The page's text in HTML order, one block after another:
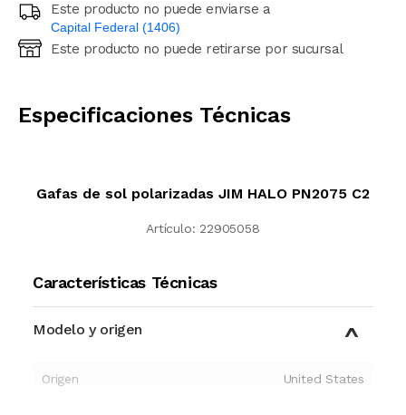
Este producto no puede enviarse a
Capital Federal (1406)
Ingresá código postal (sólo números)
Este producto no puede retirarse por sucursal
Especificaciones Técnicas
Gafas de sol polarizadas JIM HALO PN2075 C2
Artículo: 22905058
Características Técnicas
Modelo y origen
Origen United States